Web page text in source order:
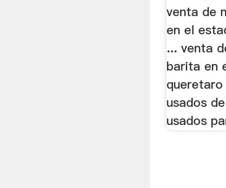
venta de
en el
... venta
barita en
usados
usados